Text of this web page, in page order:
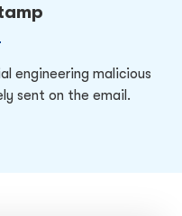
engineering malicious
sent on the email.